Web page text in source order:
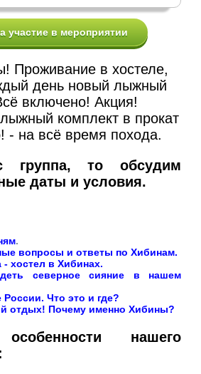
участие в мероприятии
Проживание в хостеле,
день новый лыжный
включено! Акция!
комплект в прокат
- на всё время похода.
то обсудим
даты и условия.
.
вопросы и ответы по Хибинам.
хостел в Хибинах.
северное сияние в нашем
Что это и где?
отдых! Почему именно Хибины?
нашего